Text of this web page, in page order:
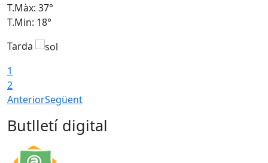
T.Màx: 37°
T.Min: 18°
Tarda
1
2
AnteriorSegüent
Butlletí digital